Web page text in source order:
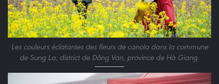
Les couleurs éclatantes des fleurs de canola dans la commune
de Sung La, district de Dông Van, province de Hà Giang.